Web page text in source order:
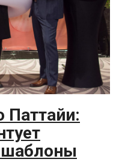
Паттайи:
шаблоны